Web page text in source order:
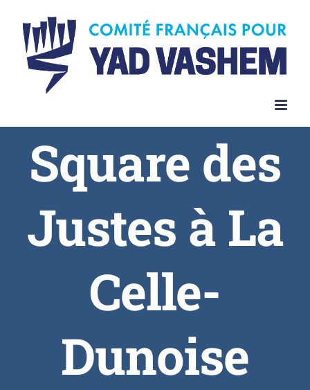
Square des
Justes à La
Celle-
Dunoise